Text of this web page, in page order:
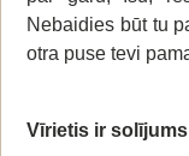
Nebaidies būt tu
otra puse tevi
Vīrietis ir solījums